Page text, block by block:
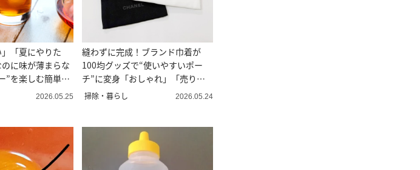
」「夏にやりた
に味が薄まらな
”を楽しむ簡単ワ
2026.05.25
縫わずに完成！ブランド巾着が
100均グッズで“使いやすいポー
チ”に変身「おしゃれ」「売り物
みたい」
掃除・暮らし 2026.05.24